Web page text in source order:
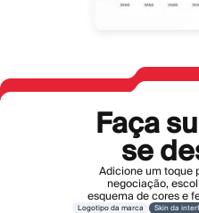
Faça
se
Adicione um toque
negociação,
esquema de cores e
Logotipo da marca Skin da